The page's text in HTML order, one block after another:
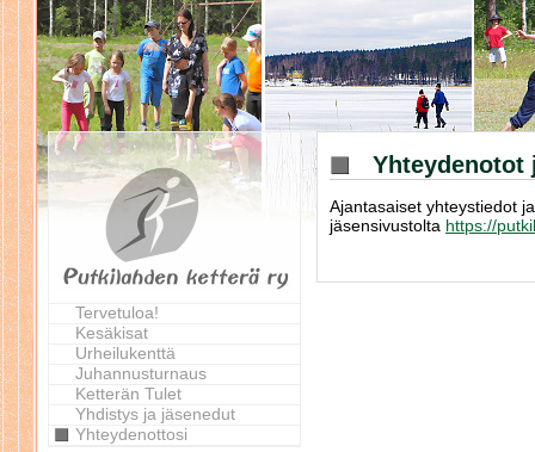
Tervetuloa!
Kesäkisat
Urheilukenttä
Juhannusturnaus
Ketterän Tulet
Yhdistys ja jäsenedut
Yhteydenottosi
Yhteydenotot
Ajantasaiset yhteystiedot
jäsensivustolta https://